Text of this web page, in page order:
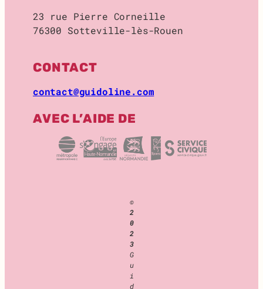
S
O
K
G
E
23 rue Pierre Corneille
76300 Sotteville-lès-Rouen
CONTACT
contact@guidoline.com
AVEC L’AIDE DE
©
2
0
2
3
G
u
i
d